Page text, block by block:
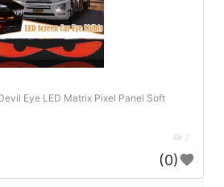
Eye LED Matrix Pixel Panel Soft
2
(0)